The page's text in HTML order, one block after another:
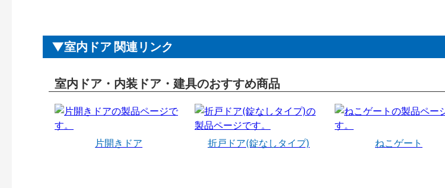
室内ドア 関連リンク
室内ドア・内装ドア・建具のおすすめ商品
片開きドア 折戸ドア(錠なしタイプ)
ねこゲート